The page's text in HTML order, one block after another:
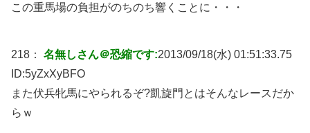
この重馬場の負担がのちのち響くことに・・・
218： 名無しさん＠恐縮です:2013/09/18(水) 01:51:33.75
ID:5yZxXyBFO
また伏兵牝馬にやられるぞ?凱旋門とはそんなレースだか
らｗ